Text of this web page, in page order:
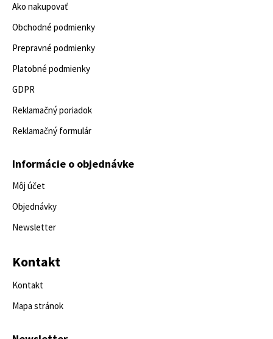
Ako nakupovať
Obchodné podmienky
Prepravné podmienky
Platobné podmienky
GDPR
Reklamačný poriadok
Reklamačný formulár
Informácie o objednávke
Môj účet
Objednávky
Newsletter
Kontakt
Kontakt
Mapa stránok